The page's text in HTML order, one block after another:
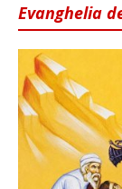
Evanghelia